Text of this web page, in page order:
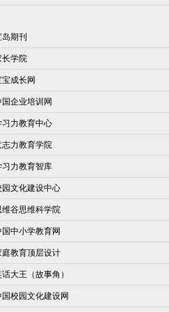
岛期刊
长学院
宝成长网
国企业培训网
习力教育中心
志力教育学院
习力教育智库
园文化建设中心
维谷思维科学院
国中小学教育网
庭教育顶层设计
大王（故事角）
国校园文化建设网